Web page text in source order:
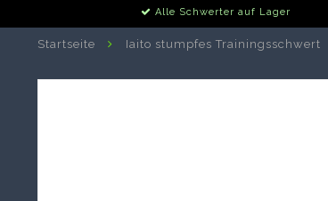
Alle Schwerter auf Lager
Startseite Iaito stumpfes Trainingsschwert